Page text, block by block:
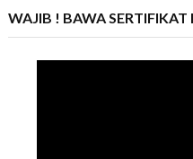
WAJIB ! BAWA